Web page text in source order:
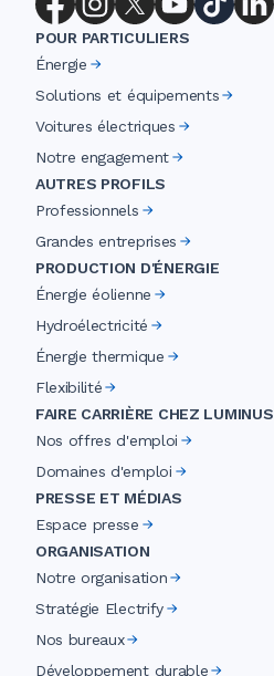
POUR PARTICULIERS
Énergie
Solutions et équipements
Voitures électriques
Notre engagement
AUTRES PROFILS
Professionnels
Grandes entreprises
PRODUCTION D'ÉNERGIE
Énergie éolienne
Hydroélectricité
Énergie thermique
Flexibilité
FAIRE CARRIÈRE CHEZ LUMINUS
Nos offres d'emploi
Domaines d'emploi
PRESSE ET MÉDIAS
Espace presse
ORGANISATION
Notre organisation
Stratégie Electrify
Nos bureaux
Développement durable